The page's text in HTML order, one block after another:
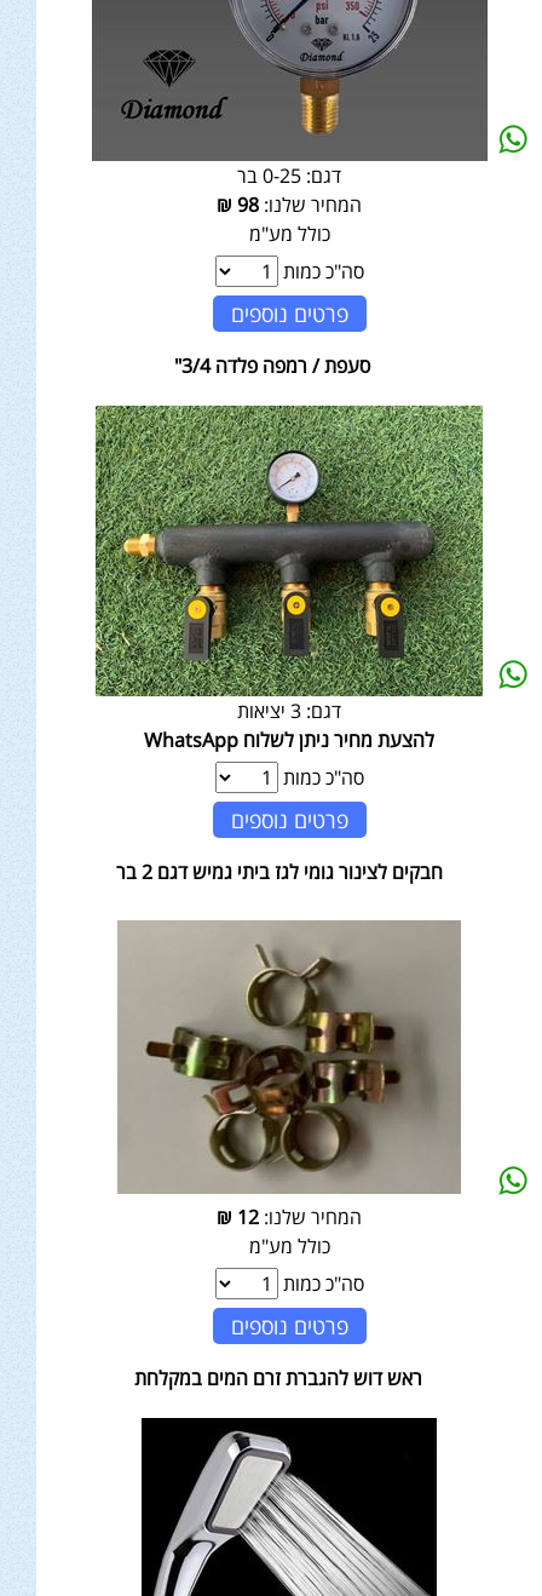
דגם: 0-25 בר
המחיר שלנו: 98
₪
כולל מע"מ
סה"כ כמות
פרטים נוספים
סעפת / רמפה פלדה 3/4"
דגם: 3 יציאות
להצעת מחיר ניתן לשלוח WhatsApp
סה"כ כמות
פרטים נוספים
חבקים לצינור גומי לגז ביתי גמיש דגם 2 בר
המחיר שלנו: 12
₪
כולל מע"מ
סה"כ כמות
פרטים נוספים
ראש דוש להגברת זרם המים במקלחת